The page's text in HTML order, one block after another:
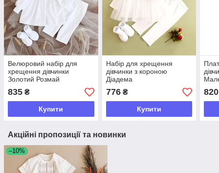
Велюровий набір для
хрещення дівчинки
Золотий Розмай
835 ₴
Купити
Набір для хрещення
дівчинки з короною
Діадема
776₴
Купити
820
Акційні пропозиції та новинки
–10%